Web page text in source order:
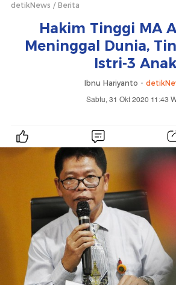
detikNews Berita
Hakim Tinggi MA
Meninggal Dunia,
Istri-3 Anak
Ibnu Hariyanto -
Sabtu, 31 Okt 2020 11:43